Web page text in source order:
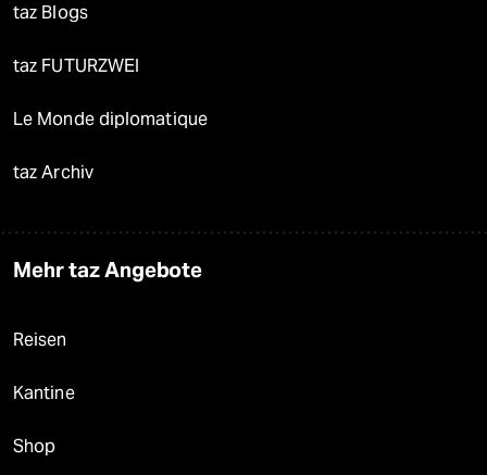
taz Blogs
taz FUTURZWEI
Le Monde diplomatique
taz Archiv
Mehr taz Angebote
Reisen
Kantine
Shop